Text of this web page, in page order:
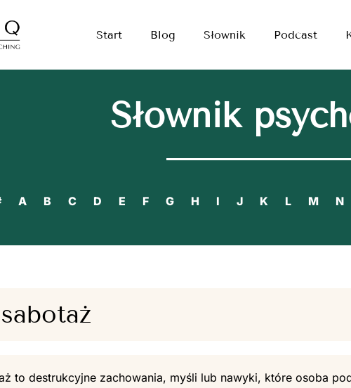
Start Blog Słownik Podcast
Słownik
A B C D E F G H I J K L M N
to destrukcyjne zachowania, myśli lub nawyki, które osoba